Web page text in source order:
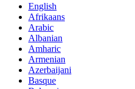
English
Afrikaans
Arabic
Albanian
Amharic
Armenian
Azerbaijani
Basque